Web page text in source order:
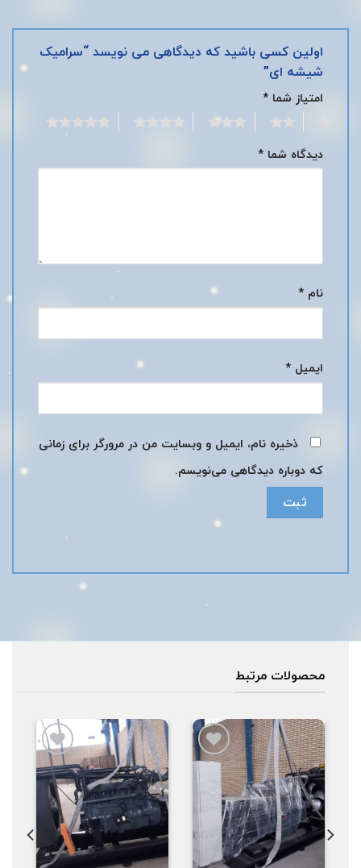
اولین کسی باشید که دیدگاهی می نویسد “سرامیک
شیشه ای”
امتیاز شما *
دیدگاه شما *
نام *
ایمیل *
ذخیره نام، ایمیل و وبسایت من در مرورگر برای زمانی
که دوباره دیدگاهی می‌نویسم.
محصولات مرتبط
افزودن
علاقه
مندی
افزودن
به
علاقه
مندی
ها